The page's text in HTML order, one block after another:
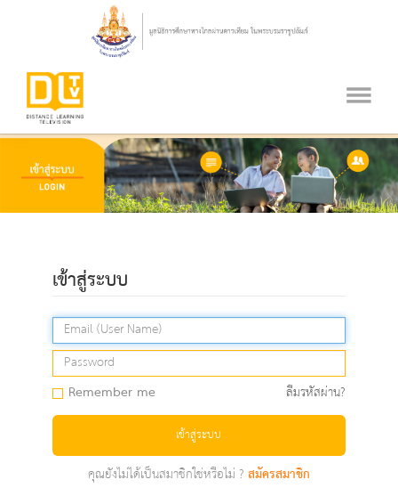
เข้าสู่ระบบ
Remember me ลืมรหัสผ่าน?
เข้าสู่ระบบ
คุณยังไม่ได้เป็นสมาชิกใช่หรือไม่ ?สมัครสมาชิก